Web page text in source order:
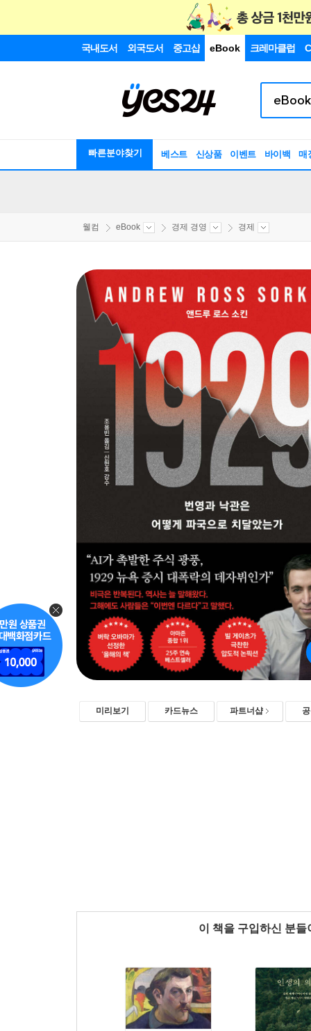
국내도서 외국도서 중고샵 eBook 크레마클럽
빠른분야찾기 베스트 신상품 이벤트 바이백 매
웰컴 eBook 경제 경영 경제
미리보기 카드뉴스 파트너샵
이 책을 구입하신 분